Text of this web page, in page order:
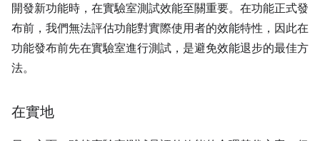
開發新功能時，在實驗室測試效能至關重要。在功能正式發
布前，我們無法評估功能對實際使用者的效能特性，因此在
功能發布前先在實驗室進行測試，是避免效能退步的最佳方
法。
在實地